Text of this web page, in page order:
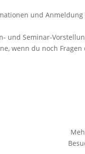
und Anmeldung
und Seminar-
wenn du noch